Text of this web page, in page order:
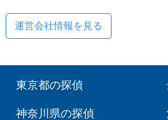
運営会社情報を見る
東京都の探偵
神奈川県の探偵